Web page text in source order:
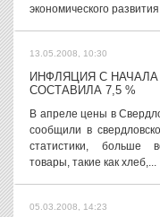
экономического
13.05.2008, 10:30
ИНФЛЯЦИЯ С
СОСТАВИЛА 7,5 %
В апреле цены в
сообщили в
статистики, больше
товары, такие как хлеб,...
05.03.2008, 14:23